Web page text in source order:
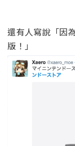
還有人寫說「因
版！」